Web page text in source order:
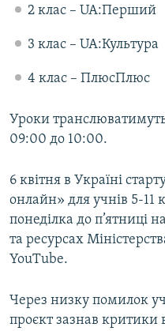
2 клас – UA:Перший
3 клас – UA:Культура
4 клас – ПлюсПлюс
Уроки
09:00 до 10:00.
6 квітня в Україні
онлайн» для учнів 5-11
понеділка до п’ятниці
та ресурсах
YouTube.
Через низку помилок
проєкт зазнав критики